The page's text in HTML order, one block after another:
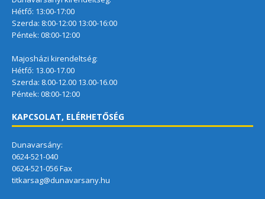
Hétfő: 13:00-17:00
Szerda: 8:00-12:00 13:00-16:00
Péntek: 08:00-12:00
Majosházi kirendeltség:
Hétfő: 13.00-17.00
Szerda: 8.00-12.00 13.00-16.00
Péntek: 08:00-12:00
KAPCSOLAT, ELÉRHETŐSÉG
Dunavarsány:
0624-521-040
0624-521-056 Fax
titkarsag@dunavarsany.hu